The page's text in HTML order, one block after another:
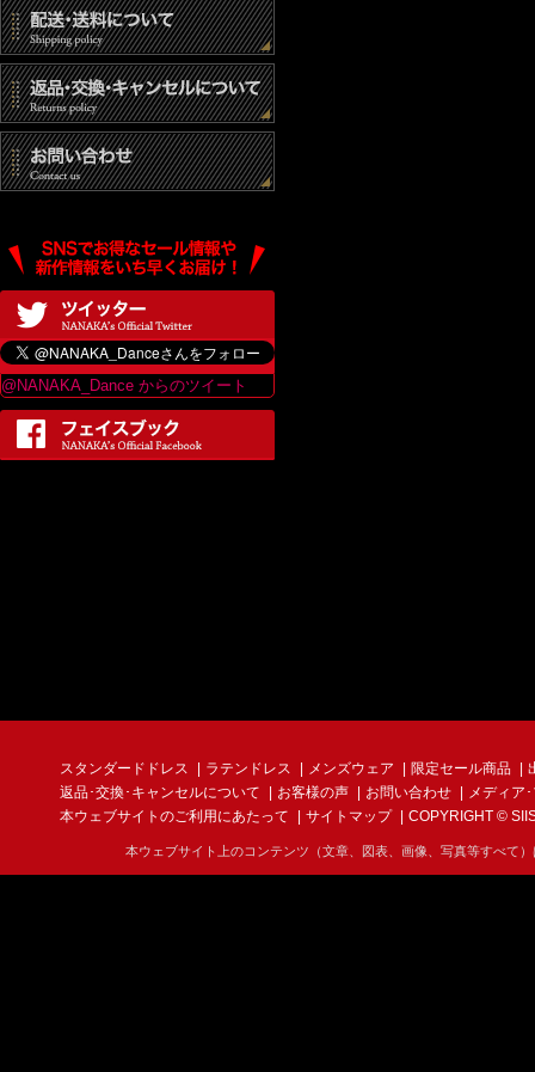
@NANAKA_Dance からのツイート
スタンダードドレス ラテンドレス メンズウェア 限定セール商品
返品･交換･キャンセルについて
お客様の声 お問い合わせ
メディア
本ウェブサイトのご利用にあたって
サイトマップ COPYRIGHT ©
本ウェブサイト上のコンテンツ（文章、図表、画像、写真等すべて